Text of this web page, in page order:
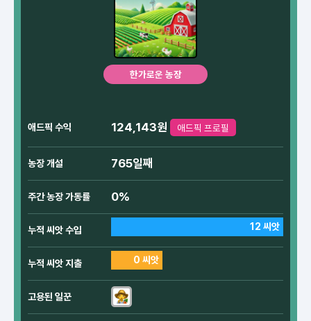
한가로운 농장
애드픽 수익 124,143원 애드픽 프로필
농장 개설 765일째
주간 농장 가동률 0%
누적 씨앗 수입 12 씨앗
누적 씨앗 지출 0 씨앗
고용된 일꾼